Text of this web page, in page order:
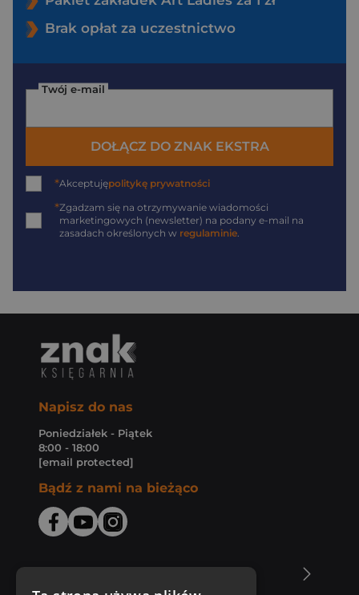
Brak opłat za uczestnictwo
Twój e-mail
DOŁĄCZ DO ZNAK EKSTRA
*Akceptujępolitykę prywatności
*Zgadzam się na otrzymywanie wiadomości
marketingowych (newsletter) na podany e-mail na
zasadach określonych w regulaminie
Napisz do nas
Poniedziałek - Piątek
8:00 - 18:00
[email protected]
Bądź z nami na bieżąco